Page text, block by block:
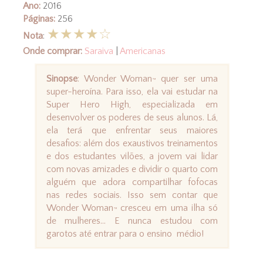
Ano:2016
Páginas:256
Nota: ★★★★☆
Onde comprar: Saraiva Americanas
Sinopse: Wonder Woman ™
quer ser uma
super-heroína. Para isso, ela vai estudar na
Super Hero High, especializada em
desenvolver os poderes de seus alunos. Lá,
ela terá que enfrentar seus maiores
desafios: além dos exaustivos treinamentos
e dos estudantes vilões, a jovem vai lidar
com novas amizades e dividir o quarto com
alguém que adora compartilhar fofocas
nas redes sociais. Isso sem contar que
Wonder Woman ™cresceu em uma ilha só
de mulheres... E nunca estudou com
garotos até entrar para o ensino médio!